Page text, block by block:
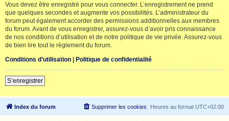
Vous devez être enregistré pour vous connecter. L’enregistrement ne prend
que quelques secondes et augmente vos possibilités. L’administrateur du
forum peut également accorder des permissions additionnelles aux membres
du forum. Avant de vous enregistrer, assurez-vous d’avoir pris connaissance
de nos conditions d’utilisation et de notre politique de vie privée. Assurez-vous
de bien lire tout le règlement du forum.
Conditions d’utilisation | Politique de confidentialité
S’enregistrer
Index du forum Heures au format UTC+02:00
Supprimer les cookies